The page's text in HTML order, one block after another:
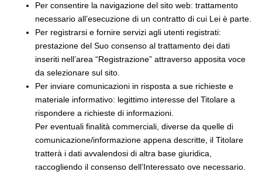
Per consentire la navigazione del sito web: trattamento
necessario all’esecuzione di un contratto di cui Lei è parte.
Per registrarsi e fornire servizi agli utenti registrati:
prestazione del Suo consenso al trattamento dei dati
inseriti nell’area “Registrazione” attraverso apposita voce
da selezionare sul sito.
Per inviare comunicazioni in risposta a sue richieste e
materiale informativo: legittimo interesse del Titolare a
rispondere a richieste di informazioni.
Per eventuali finalità commerciali, diverse da quelle di
comunicazione/informazione appena descritte, il Titolare
tratterà i dati avvalendosi di altra base giuridica,
raccogliendo il consenso dell’Interessato ove necessario.